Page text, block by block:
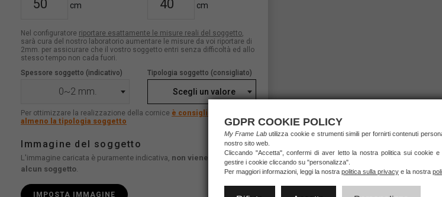
cm cm
Nel configuratore riportare esattamente le misure reali del soggetto,
sarà cura del nostro laboratorio aumentare le misure da voi riportare di
2mm. per assicurare che il vostro soggetto entri senza difficoltà ed allo
stesso tempo non cada fuori.
Spessore soggetto (indicativo)
0~2 mm.
Tipologia soggetto (consigliato)
Scegli un valore
Per ottimizzare la realizzazione della cornice è consigliato indicare
almeno la tipologia soggetto
Immagine del soggetto
L'immagine caricata è puramente indicativa, non viene stampato
alcun soggetto.
IMPOSTA IMMAGINE
GDPR COOKIE POLICY
My Frame Labutilizza cookie e strumenti simili per fornirti contenuti
nostro sito web.
Cliccando "Accetta", confermi di aver letto la nostra politica sui cookie e
gestire i cookie cliccando su "personalizza".
Per maggiori informazioni, leggi la nostra politica sulla privacy e la nostra